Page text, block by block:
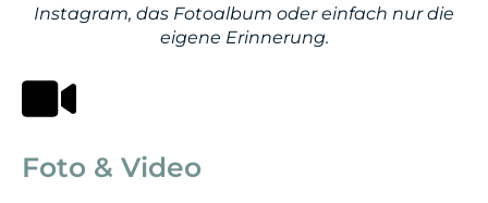
Instagram, das Fotoalbum oder einfach nur die
eigene Erinnerung.
Foto & Video